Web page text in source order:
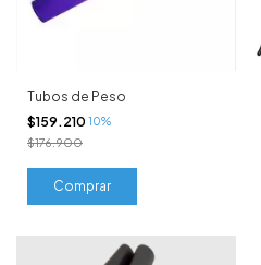
Tubos de Peso
$159.210 10%
$176.900
Comprar